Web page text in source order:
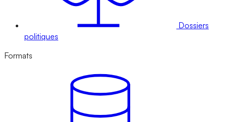
Dossiers
politiques
Formats